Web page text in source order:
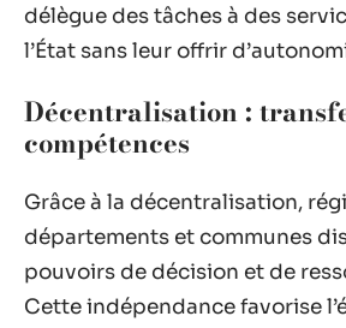
délègue des tâches à des
l’État sans leur offrir
Décentralisation :
compétences
Grâce à la décentralisation,
départements et communes
pouvoirs de décision et de
Cette indépendance favorise